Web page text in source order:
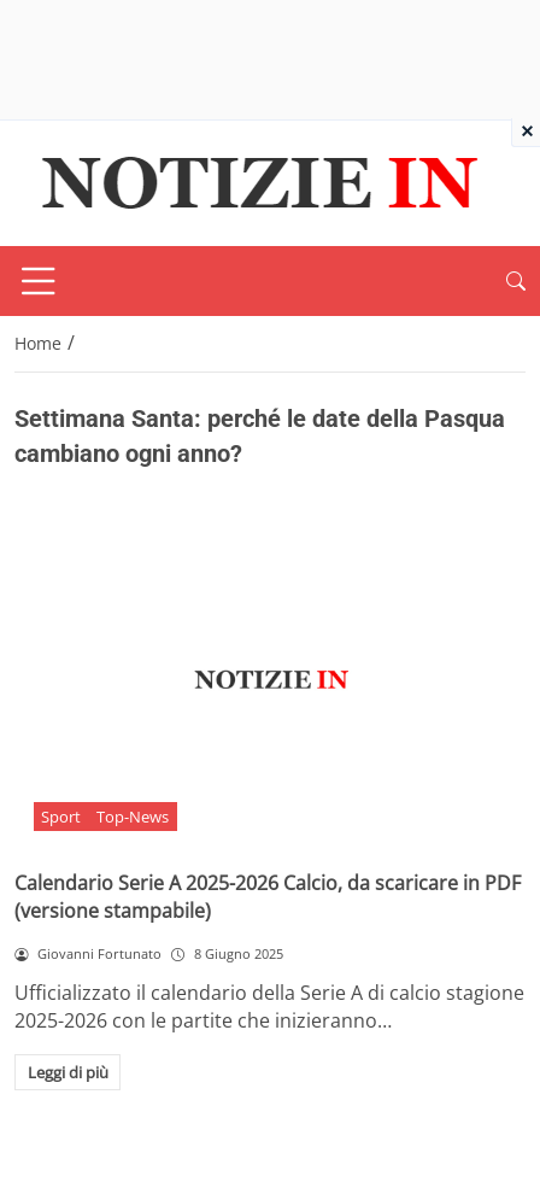
Home /
Settimana Santa: perché le date della Pasqua
cambiano ogni anno?
Sport Top-News
Calendario Serie A 2025-2026 Calcio, da scaricare in PDF
(versione stampabile)
Giovanni Fortunato 8 Giugno 2025
Ufficializzato il calendario della Serie A di calcio stagione
2025-2026 con le partite che inizieranno…
Leggi di più
×